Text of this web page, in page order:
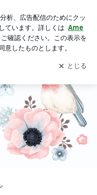
通知
を受け取りまし
開く